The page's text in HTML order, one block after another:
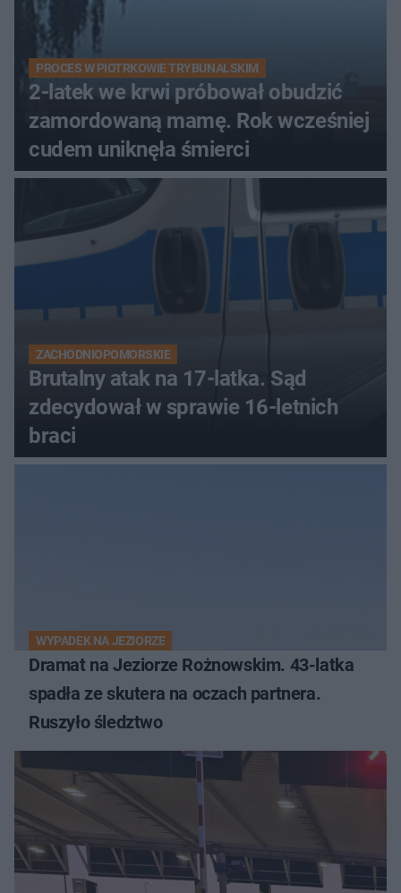
PROCES W PIOTRKOWIE TRYBUNALSKIM
2-latek we krwi próbował obudzić
zamordowaną mamę. Rok wcześniej
cudem uniknęła śmierci
ZACHODNIOPOMORSKIE
Brutalny atak na 17-latka. Sąd
zdecydował w sprawie 16-letnich
braci
WYPADEK NA JEZIORZE
Dramat na Jeziorze Rożnowskim. 43-latka
spadła ze skutera na oczach partnera.
Ruszyło śledztwo